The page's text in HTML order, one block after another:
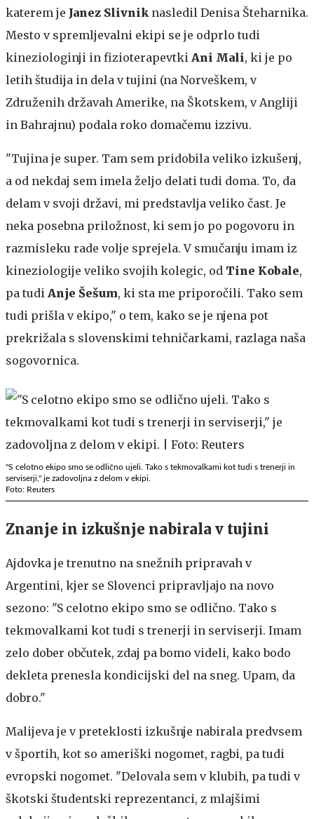
katerem je Janez Slivnik nasledil Denisa Šteharnika.
Mesto v spremljevalni ekipi se je odprlo tudi
kineziologinji in fizioterapevtki Ani Mali, ki je po
letih študija in dela v tujini (na Norveškem, v
Združenih državah Amerike, na Škotskem, v Angliji
in Bahrajnu) podala roko domačemu izzivu.
"Tujina je super. Tam sem pridobila veliko izkušenj,
a od nekdaj sem imela željo delati tudi doma. To, da
delam v svoji državi, mi predstavlja veliko čast. Je
neka posebna priložnost, ki sem jo po pogovoru in
razmisleku rade volje sprejela. V smučanju imam iz
kineziologije veliko svojih kolegic, od Tine Kobale,
pa tudi Anje Šešum, ki sta me priporočili. Tako sem
tudi prišla v ekipo," o tem, kako se je njena pot
prekrižala s slovenskimi tehničarkami, razlaga naša
sogovornica.
"S celotno ekipo smo se odlično ujeli. Tako s tekmovalkami kot tudi s trenerji in
serviserji," je zadovoljna z delom v ekipi.
Foto: Reuters
Znanje in izkušnje nabirala v tujini
Ajdovka je trenutno na snežnih pripravah v
Argentini, kjer se Slovenci pripravljajo na novo
sezono: "S celotno ekipo smo se odlično. Tako s
tekmovalkami kot tudi s trenerji in serviserji. Imam
zelo dober občutek, zdaj pa bomo videli, kako bodo
dekleta prenesla kondicijski del na sneg. Upam, da
dobro."
Malijeva je v preteklosti izkušnje nabirala predvsem
v športih, kot so ameriški nogomet, ragbi, pa tudi
evropski nogomet. "Delovala sem v klubih, pa tudi v
škotski študentski reprezentanci, z mlajšimi